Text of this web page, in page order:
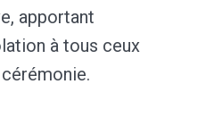
apportant
à tous ceux